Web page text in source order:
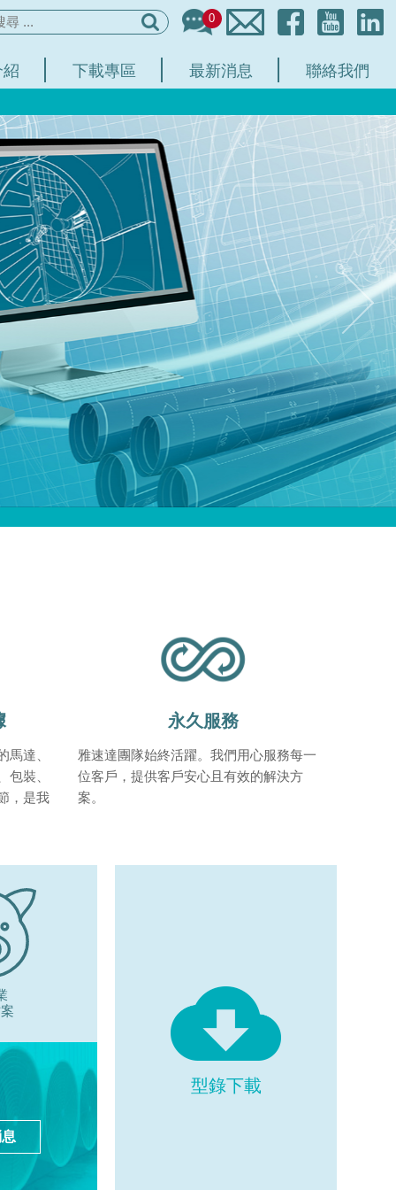
下載專區 最新消息 聯絡我們
0
馬達、
包裝、
，是我
永久服務
雅速達團隊始終活躍。我們用心服務每一
位客戶，提供客戶安心且有效的解決方
案。
型錄下載